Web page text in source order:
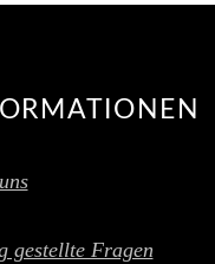
gestellte Fragen